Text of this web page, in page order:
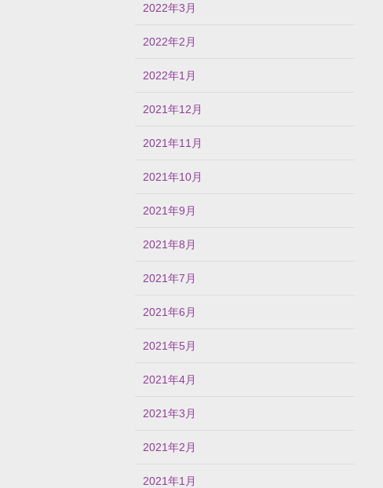
2022年3月
2022年2月
2022年1月
2021年12月
2021年11月
2021年10月
2021年9月
2021年8月
2021年7月
2021年6月
2021年5月
2021年4月
2021年3月
2021年2月
2021年1月